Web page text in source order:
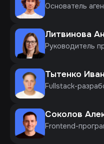
Основатель
Литвинова
Руководитель
Тытенко Иван
Fullstack-
Соколов
Frontend-